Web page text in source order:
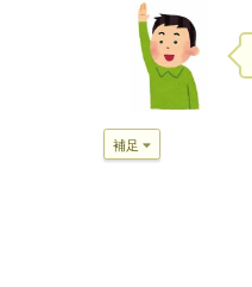
補足